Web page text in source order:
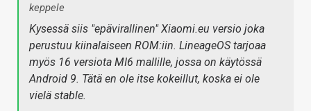
keppele
Kysessä siis "epävirallinen" Xiaomi.eu versio joka
perustuu kiinalaiseen ROM:iin. LineageOS tarjoaa
myös 16 versiota MI6 mallille, jossa on käytössä
Android 9. Tätä en ole itse kokeillut, koska ei ole
vielä stable.